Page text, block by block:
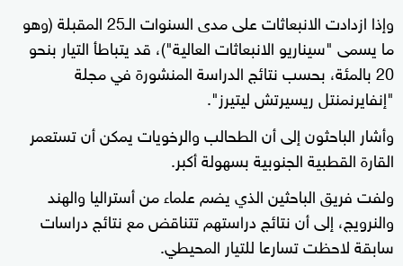
وإذا ازدادت الانبعاثات على مدى السنوات الـ25 المقبلة (وهو
ما يسمى "سيناريو الانبعاثات العالية")، قد يتباطأ التيار بنحو
20 بالمئة، بحسب نتائج الدراسة المنشورة في مجلة
"إنفايرنمنتل ريسيرتش ليتيرز".
وأشار الباحثون إلى أن الطحالب والرخويات يمكن أن تستعمر
القارة القطبية الجنوبية بسهولة أكبر.
ولفت فريق الباحثين الذي يضم علماء من أستراليا والهند
والنرويج، إلى أن نتائج دراستهم تتناقض مع نتائج دراسات
سابقة لاحظت تسارعا للتيار المحيطي.